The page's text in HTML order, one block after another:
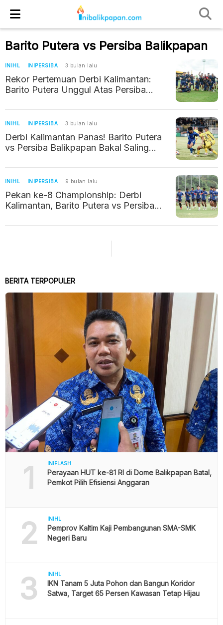
Barito Putera vs Persiba Balikpapan
INIHL INIPERSIBA 3 bulan lalu
Rekor Pertemuan Derbi Kalimantan:
Barito Putera Unggul Atas Persiba
INIHL INIPERSIBA 3 bulan lalu
Derbi Kalimantan Panas! Barito Putera
vs Persiba Balikpapan Bakal Saling
INIHL INIPERSIBA 9 bulan lalu
Pekan ke-8 Championship: Derbi
Kalimantan, Barito Putera vs Persiba
BERITA TERPOPULER
1 INIFLASH
Perayaan HUT ke-81 RI di Dome Balikpapan Batal,
Pemkot Pilih Efisiensi Anggaran
2 INIHL
Pemprov Kaltim Kaji Pembangunan SMA-SMK
Negeri Baru
3 INIHL
IKN Tanam 5 Juta Pohon dan Bangun Koridor
Satwa, Target 65 Persen Kawasan Tetap Hijau